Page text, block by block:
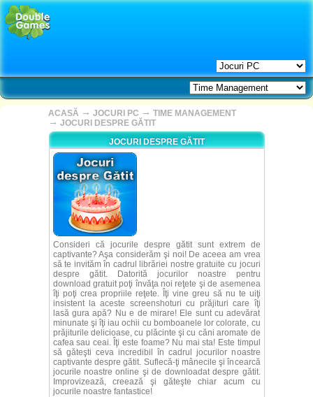
ACASĂ → JOCURI PC → TIME MANAGEMENT
→ JOCURI DESPRE GĂTIT
JOCURI DESPRE GĂTIT
Consideri că jocurile despre gătit sunt extrem de
captivante? Aşa considerăm şi noi! De aceea am vrea
să te invităm în cadrul librăriei nostre gratuite cu jocuri
despre gătit. Datorită jocurilor noastre pentru
download gratuit poţi învăţa noi reţete şi de asemenea
îţi poţi crea propriile reţete. Îţi vine greu să nu te uiţi
insistent la aceste screenshoturi cu prăjituri care îţi
lasă gura apă? Nu e de mirare! Ele sunt cu adevărat
minunate şi îţi iau ochii cu bomboanele lor colorate, cu
prăjiturile delicioase, cu plăcinte şi cu căni aromate de
cafea sau ceai. Îţi este foame? Nu mai sta! Este timpul
să găteşti ceva incredibil în cadrul jocurilor noastre
captivante despre gătit. Suflecă-ţi mânecile şi încearcă
jocurile noastre online şi de downloadat despre gătit.
Improvizează, creează şi găteşte chiar acum cu
jocurile noastre fantastice!